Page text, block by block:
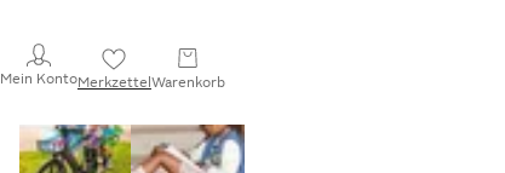
Mein KontoMerkzettelWarenkorb